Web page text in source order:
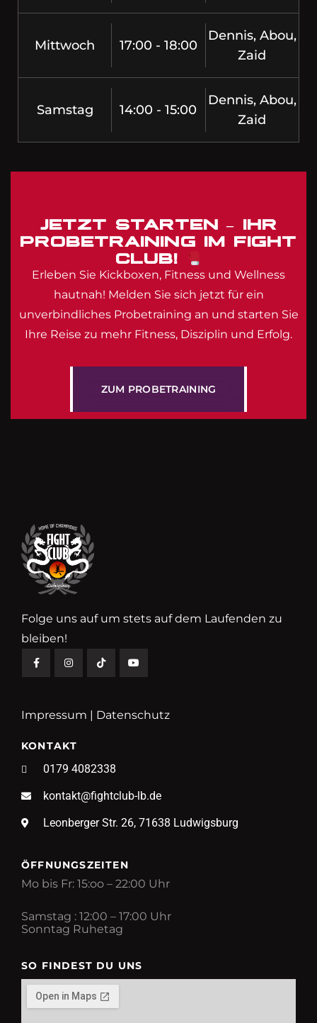
Mittwoch 17:00 - 18:00
Dennis, Abou,
Zaid
Samstag 14:00 - 15:00
Dennis, Abou,
Zaid
JETZT STARTEN – IHR
PROBETRAINING IM FIGHT
CLUB!
Erleben Sie Kickboxen, Fitness und Wellness
hautnah! Melden Sie sich jetzt für ein
unverbindliches Probetraining an und starten Sie
Ihre Reise zu mehr Fitness, Disziplin und Erfolg.
ZUM PROBETRAINING
Folge uns auf um stets auf dem Laufenden zu
bleiben!
Impressum | Datenschutz
KONTAKT
0179 4082338
kontakt@fightclub-lb.de
Leonberger Str. 26, 71638 Ludwigsburg
ÖFFNUNGSZEITEN
Mo bis Fr: 15:oo – 22:00 Uhr
Samstag : 12:00 – 17:00 Uhr
Sonntag Ruhetag
SO FINDEST DU UNS